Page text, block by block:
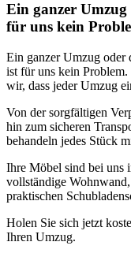
Ein ganzer
für uns kein
Ein ganzer Umzug oder
ist für uns kein
wir, dass jeder Umzug
Von der sorgfältigen
hin zum sicheren
behandeln jedes Stück
Ihre Möbel sind bei uns
vollständige
praktischen
Holen Sie sich jetzt
Ihren Umzug.